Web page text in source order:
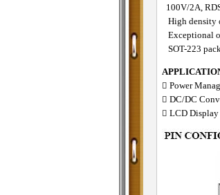
100V/2A,
High density
Exceptional
SOT-223
􀁺 Power
􀁺 DC/DC
􀁺 LCD